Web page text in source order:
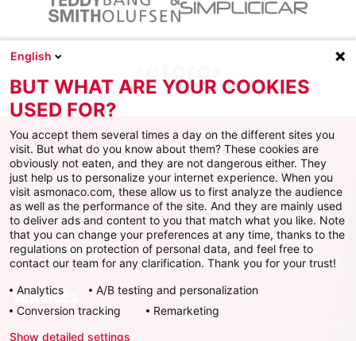
Facebook
X Instagram
YoutubeTikTokTwitch
AS MONACO
SERVICES
English
BUT WHAT ARE YOUR COOKIES
USED FOR?
You accept them several times a day on the different sites you
visit. But what do you know about them? These cookies are
obviously not eaten, and they are not dangerous either. They
just help us to personalize your internet experience. When you
visit asmonaco.com, these allow us to first analyze the audience
as well as the performance of the site. And they are mainly used
to deliver ads and content to you that match what you like. Note
that you can change your preferences at any time, thanks to the
regulations on protection of personal data, and feel free to
contact our team for any clarification. Thank you for your trust!
Analytics
A/B testing and personalization
Conversion tracking
Remarketing
Show detailed settings